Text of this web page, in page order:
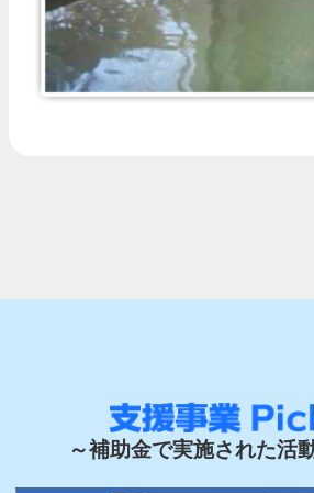
～補助金で実施された活